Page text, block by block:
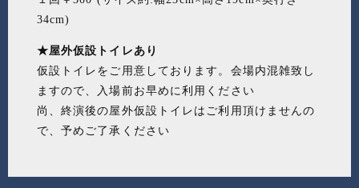
34cm)
★屋外仮設トイレあり
仮設トイレをご用意しております。会場内混雑致し
ますので、入場前お早めに利用ください
尚、終演後の屋外仮設トイレはご利用頂けませんの
で、予めご了承ください